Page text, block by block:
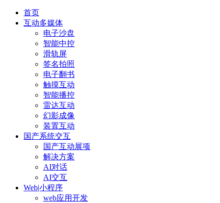
首页
互动多媒体
电子沙盘
智能中控
滑轨屏
签名拍照
电子翻书
触摸互动
智能播控
雷达互动
幻影成像
装置互动
国产系统交互
国产互动展项
解决方案
AI对话
AI交互
Web|小程序
web应用开发